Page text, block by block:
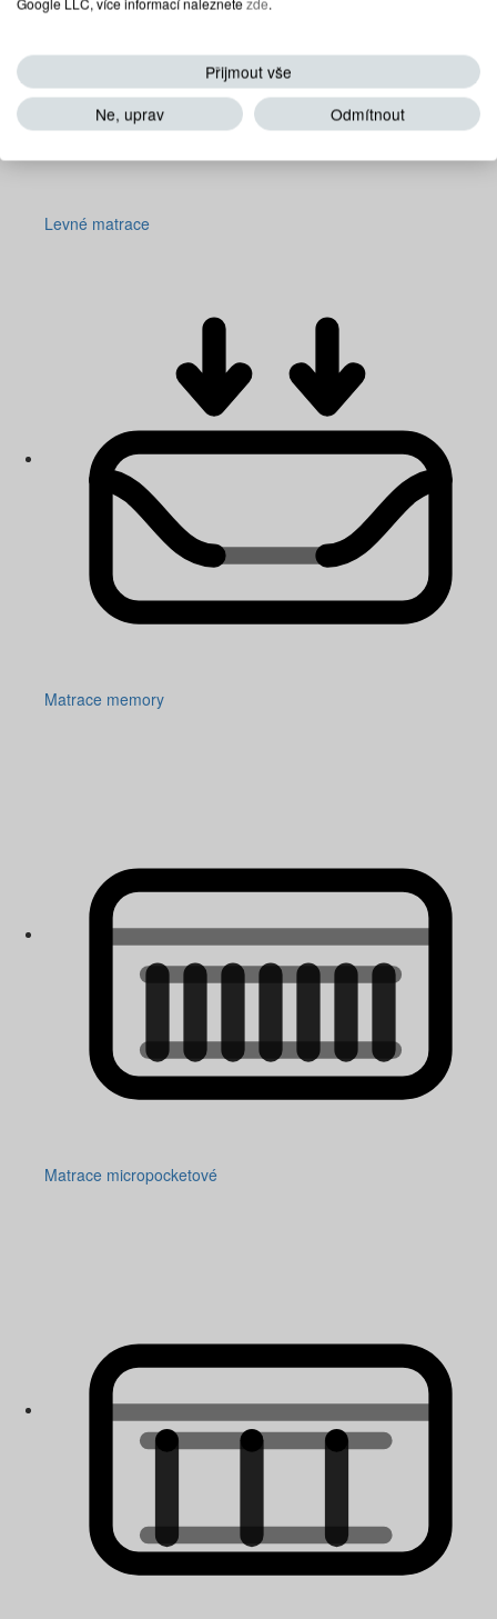
Levné matrace
Matrace memory
Matrace micropocketové
Přijmout vše
Ne, uprav
Odmítnout